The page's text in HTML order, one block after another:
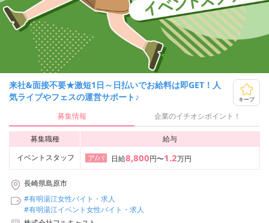
来社&面接不要★激短1日～日払いでお給料は即GET！人
気ライブやフェスの運営サポート♪
キープ
募集情報 企業のイチオシポイント！
募集職種
給与
イベントスタッフ
ア/パ 日給8,800円〜1.2万円
長崎県島原市
#有明湯江女性バイト・求人
#有明湯江イベント女性バイト・求人